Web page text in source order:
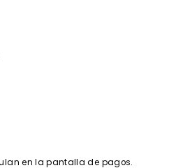
en la pantalla de pagos.